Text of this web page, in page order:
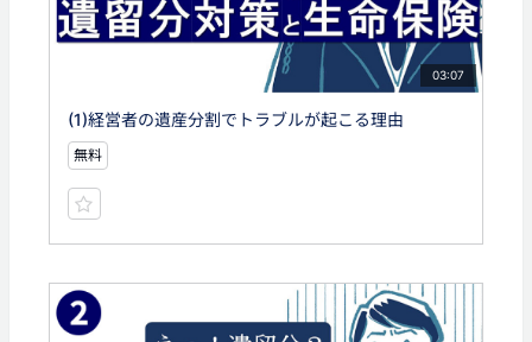
03:07
(1)経営者の遺産分割でトラブルが起こる理由
無料